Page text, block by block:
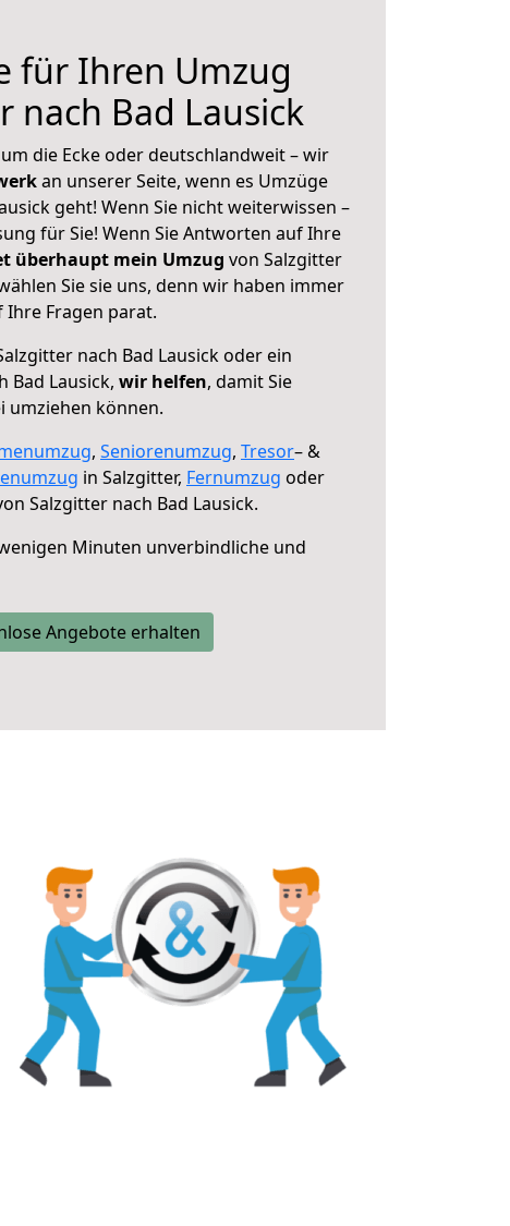
für Ihren Umzug
nach Bad Lausick
die Ecke oder deutschlandweit – wir
an unserer Seite, wenn es Umzüge
geht! Wenn Sie nicht weiterwissen –
für Sie! Wenn Sie Antworten auf Ihre
überhaupt mein Umzug von Salzgitter
Sie sie uns, denn wir haben immer
Fragen parat.
nach Bad Lausick oder ein
Bad Lausick, wir helfen, damit Sie
umziehen können.
, Seniorenumzug, Tresor– &
in Salzgitter, Fernumzug oder
Salzgitter nach Bad Lausick.
Minuten unverbindliche und
Angebote erhalten